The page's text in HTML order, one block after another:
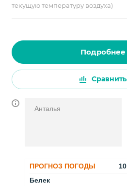
текущую температуру воздуха)
Подробнее
Сравнить
Анталья